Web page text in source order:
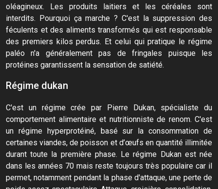
oléagineux. Les produits laitiers et les céréales sont
interdits. Pourquoi ça marche ? C'est la suppression des
féculents et des aliments transformés qui est responsable
des premiers kilos perdus. Et celui qui pratique le régime
paléo n'a généralement pas de fringales puisque les
protéines garantissent la sensation de satiété.
Régime dukan
C'est un régime crée par Pierre Dukan, spécialiste du
comportement alimentaire et nutritionniste de renom. C'est
un régime hyperprotéiné, basé sur la consommation de
certaines viandes, de poisson et d’œufs en quantité illimitée
durant toute la première phase. Le régime Dukan est née
dans les années 70 mais reste toujours très populaire car il
permet, notamment pendant la phase d'attaque, une perte de